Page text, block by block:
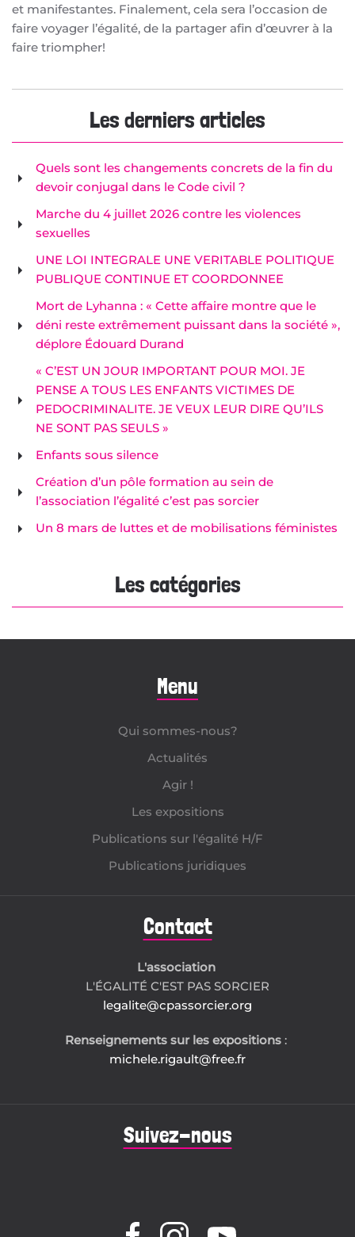
et manifestantes. Finalement, cela sera l’occasion de
faire voyager l’égalité, de la partager afin d’œuvrer à la
faire triompher!
Les derniers articles
Quels sont les changements concrets de la fin du
devoir conjugal dans le Code civil ?
Marche du 4 juillet 2026 contre les violences
sexuelles
UNE LOI INTEGRALE UNE VERITABLE POLITIQUE
PUBLIQUE CONTINUE ET COORDONNEE
Mort de Lyhanna : « Cette affaire montre que le
déni reste extrêmement puissant dans la société »,
déplore Édouard Durand
« C’EST UN JOUR IMPORTANT POUR MOI. JE
PENSE A TOUS LES ENFANTS VICTIMES DE
PEDOCRIMINALITE. JE VEUX LEUR DIRE QU’ILS
NE SONT PAS SEULS »
Enfants sous silence
Création d’un pôle formation au sein de
l’association l’égalité c’est pas sorcier
Un 8 mars de luttes et de mobilisations féministes
Les catégories
Menu
Qui sommes-nous?
Actualités
Agir !
Les expositions
Publications sur l'égalité H/F
Publications juridiques
Contact
L'association
L'ÉGALITÉ C'EST PAS SORCIER
legalite@cpassorcier.org
Renseignements sur les expositions :
michele.rigault@free.fr
Suivez-nous